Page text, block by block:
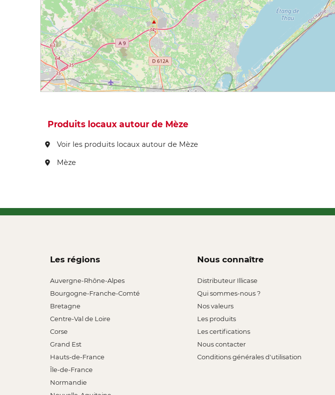
Produits locaux autour de Mèze
Voir les produits locaux autour de Mèze
Mèze
Les régions
Auvergne-Rhône-Alpes
Bourgogne-Franche-Comté
Bretagne
Centre-Val de Loire
Corse
Grand Est
Hauts-de-France
Île-de-France
Normandie
Nous connaître
Distributeur Illicase
Qui sommes-nous ?
Nos valeurs
Les produits
Les certifications
Nous contacter
Conditions générales d'utilisation